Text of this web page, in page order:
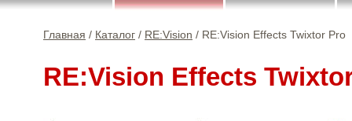
Главная / Каталог / RE:Vision / RE:Vision Effects Twixtor Pro
RE:Vision Effects